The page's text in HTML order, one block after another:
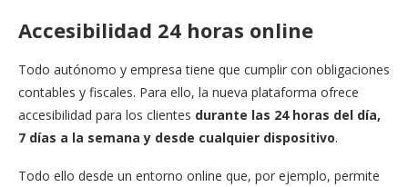
Accesibilidad 24 horas online
Todo autónomo y empresa tiene que cumplir con obligaciones
contables y fiscales. Para ello, la nueva plataforma ofrece
accesibilidad para los clientes durante las 24 horas del día,
7 días a la semana y desde cualquier dispositivo.
Todo ello desde un entorno online que, por ejemplo, permite